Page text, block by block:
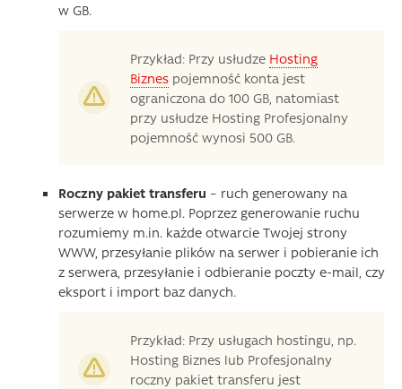
w GB.
Przykład: Przy usłudze Hosting
Biznes pojemność konta jest
ograniczona do 100 GB, natomiast
przy usłudze Hosting Profesjonalny
pojemność wynosi 500 GB.
Roczny pakiet transferu – ruch generowany na
serwerze w home.pl. Poprzez generowanie ruchu
rozumiemy m.in. każde otwarcie Twojej strony
WWW, przesyłanie plików na serwer i pobieranie ich
z serwera, przesyłanie i odbieranie poczty e-mail, czy
eksport i import baz danych.
Przykład: Przy usługach hostingu, np.
Hosting Biznes lub Profesjonalny
roczny pakiet transferu jest